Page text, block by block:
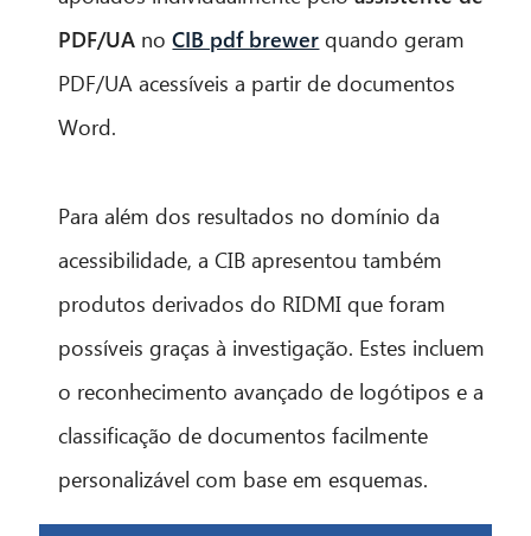
PDF/UA noCIB pdf brewer quando geram
PDF/UA acessíveis a partir de documentos
Word.
Para além dos resultados no domínio da
acessibilidade, a CIB apresentou também
produtos derivados do RIDMI que foram
possíveis graças à investigação. Estes incluem
o reconhecimento avançado de logótipos e a
classificação de documentos facilmente
personalizável com base em esquemas.